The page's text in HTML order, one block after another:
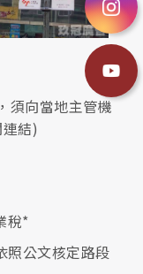
須向當地主管機
結)
稅*
照公文核定路段